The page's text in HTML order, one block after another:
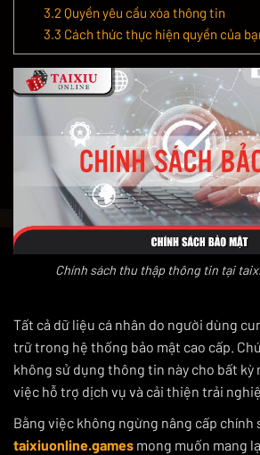
3.2 Quyền yêu cầu xóa thông tin
3.3 Cách thức thực hiện quyền của
Chính sách thu thập thông tin tại
Tất cả dữ liệu cá nhân do người dùng
trữ trong hệ thống bảo mật cao cấp.
không sử dụng thông tin này cho bất kỳ
việc hỗ trợ dịch vụ và cải thiện trải
Bằng việc không ngừng nâng cấp chính
taixiuonline.games mong muốn mang